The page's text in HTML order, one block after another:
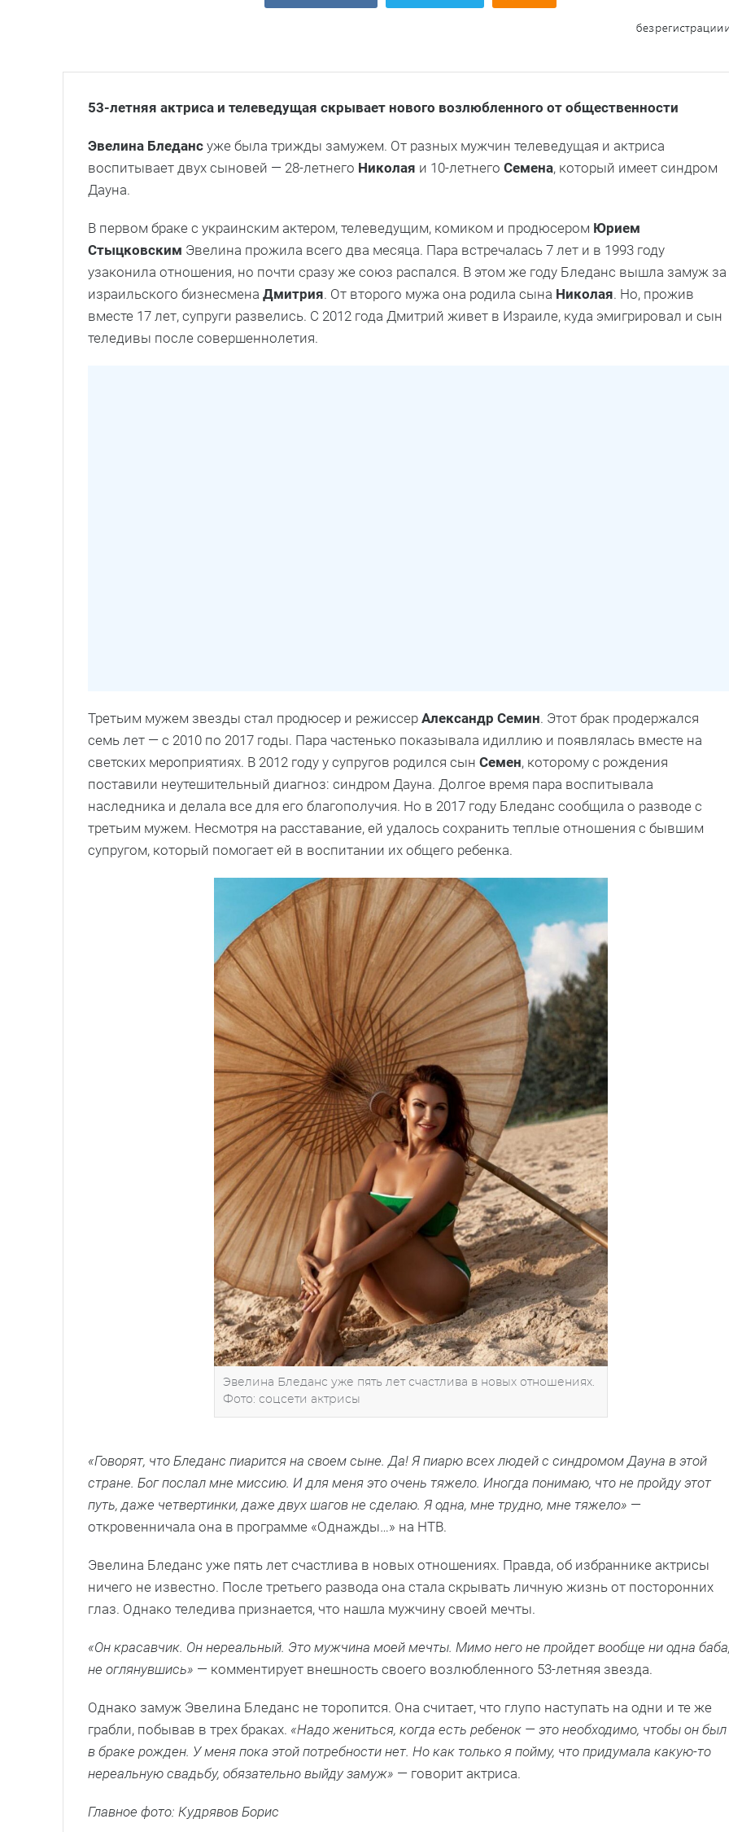
53-летняя актриса и телеведущая скрывает нового возлюбленного от общественности
Эвелина Бледанс уже была трижды замужем. От разных мужчин телеведущая и актриса
воспитывает двух сыновей — 28-летнего Николая и 10-летнего Семена, который имеет синдром
Дауна.
В первом браке с украинским актером, телеведущим, комиком и продюсером Юрием
Стыцковским Эвелина прожила всего два месяца. Пара встречалась 7 лет и в 1993 году
узаконила отношения, но почти сразу же союз распался. В этом же году Бледанс вышла замуж за
израильского бизнесмена Дмитрия. От второго мужа она родила сына Николая. Но, прожив
вместе 17 лет, супруги развелись. С 2012 года Дмитрий живет в Израиле, куда эмигрировал и сын
теледивы после совершеннолетия.
Третьим мужем звезды стал продюсер и режиссер Александр Семин. Этот брак продержался
семь лет — с 2010 по 2017 годы. Пара частенько показывала идиллию и появлялась вместе на
светских мероприятиях. В 2012 году у супругов родился сын Семен, которому с рождения
поставили неутешительный диагноз: синдром Дауна. Долгое время пара воспитывала
наследника и делала все для его благополучия. Но в 2017 году Бледанс сообщила о разводе с
третьим мужем. Несмотря на расставание, ей удалось сохранить теплые отношения с бывшим
супругом, который помогает ей в воспитании их общего ребенка.
Эвелина Бледанс уже пять лет счастлива в новых отношениях.
Фото: соцсети актрисы
«Говорят, что Бледанс пиарится на своем сыне. Да! Я пиарю всех людей с синдромом Дауна в этой
стране. Бог послал мне миссию. И для меня это очень тяжело. Иногда понимаю, что не пройду этот
путь, даже четвертинки, даже двух шагов не сделаю. Я одна, мне трудно, мне тяжело» —
откровенничала она в программе «Однажды…» на НТВ.
Эвелина Бледанс уже пять лет счастлива в новых отношениях. Правда, об избраннике актрисы
ничего не известно. После третьего развода она стала скрывать личную жизнь от посторонних
глаз. Однако теледива признается, что нашла мужчину своей мечты.
«Он красавчик. Он нереальный. Это мужчина моей мечты. Мимо него не пройдет вообще ни одна
не оглянувшись» — комментирует внешность своего возлюбленного 53-летняя звезда.
Однако замуж Эвелина Бледанс не торопится. Она считает, что глупо наступать на одни и те же
грабли, побывав в трех браках. «Надо жениться, когда есть ребенок — это необходимо, чтобы он был
в браке рожден. У меня пока этой потребности нет. Но как только я пойму, что придумала какую-то
нереальную свадьбу, обязательно выйду замуж» — говорит актриса.
Главное фото: Кудрявов Борис